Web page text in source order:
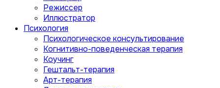
Режиссер
Иллюстратор
Психология
Психологическое консультирование
Когнитивно-поведенческая терапия
Коучинг
Гештальт-терапия
Арт-терапия